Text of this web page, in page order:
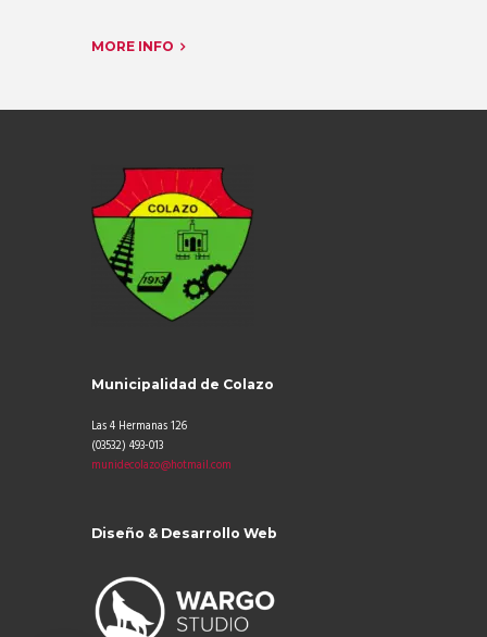
MORE INFO
Municipalidad de Colazo
Las 4 Hermanas 126
(03532) 493-013
munidecolazo@hotmail.com
Diseño & Desarrollo Web